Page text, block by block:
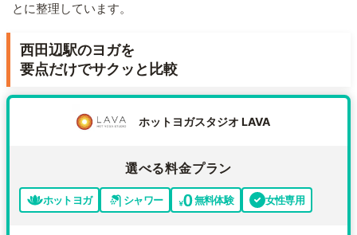
とに整理しています。
西田辺駅のヨガを
要点だけでサクッと比較
ホットヨガスタジオ LAVA
選べる料金プラン
ホットヨガ シャワー 無料体験 女性専用